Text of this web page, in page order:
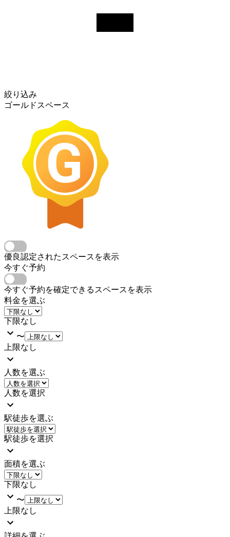
絞り込み
ゴールドスペース
優良認定されたスペースを表示
今すぐ予約
今すぐ予約を確定できるスペースを表示
料金を選ぶ
下限なし
〜
上限なし
人数を選ぶ
人数を選択
駅徒歩を選ぶ
駅徒歩を選択
面積を選ぶ
下限なし
〜
上限なし